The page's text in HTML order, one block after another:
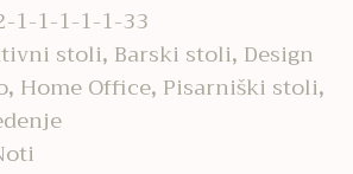
1-1-1-1-1-33
stoli, Barski stoli, Design
, Home Office, Pisarniški stoli,